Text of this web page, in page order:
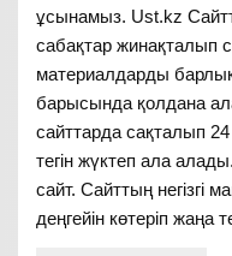
ұсынамыз. Ust.kz
сабақтар жинақталып
материалдарды барлық
барысында қолдана
сайттарда сақталып
тегін жүктеп ала
сайт. Сайттың негізгі
деңгейін көтеріп